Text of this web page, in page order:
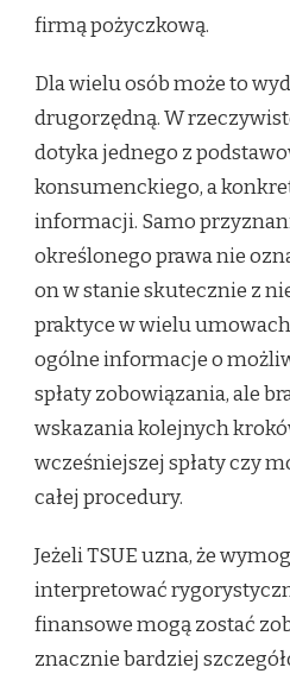
firmą pożyczkową.
Dla wielu osób może to
drugorzędną. W
dotyka jednego z
konsumenckiego, a
informacji. Samo
określonego prawa nie
on w stanie skutecznie z
praktyce w wielu
ogólne informacje o
spłaty zobowiązania, ale
wskazania kolejnych
wcześniejszej spłaty czy
całej procedury.
Jeżeli TSUE uzna, że
interpretować
finansowe mogą zostać
znacznie bardziej